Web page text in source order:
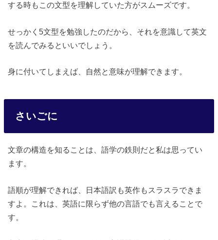
する時もこの文型を理解していた方がスムーズです。
せっかく5文型を勉強したのだから、それを意識して英文
を読んでみるといいでしょう。
身に付いてしまえば、自然と意味が理解できます。
さいごに
文章の構造を知ることは、語学の鉄則だと私は思ってい
ます。
語順が理解できれば、日本語訳も英作もスラスラできま
すよ。これは、英語に限らず他の言語でも言えることで
す。